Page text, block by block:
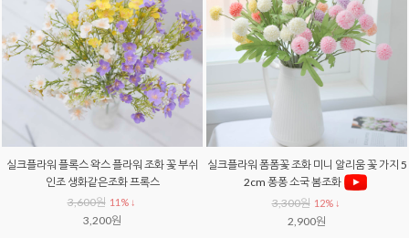
실크플라워 플록스 왁스 플라워 조화 꽃 부쉬
인조 생화같은조화 프록스
3,600원 11% ↓
3,200원
실크플라워 폼폼꽃 조화 미니 알리움 꽃 가지 5
2cm 퐁퐁 소국 봄조화
3,300원 12% ↓
2,900원